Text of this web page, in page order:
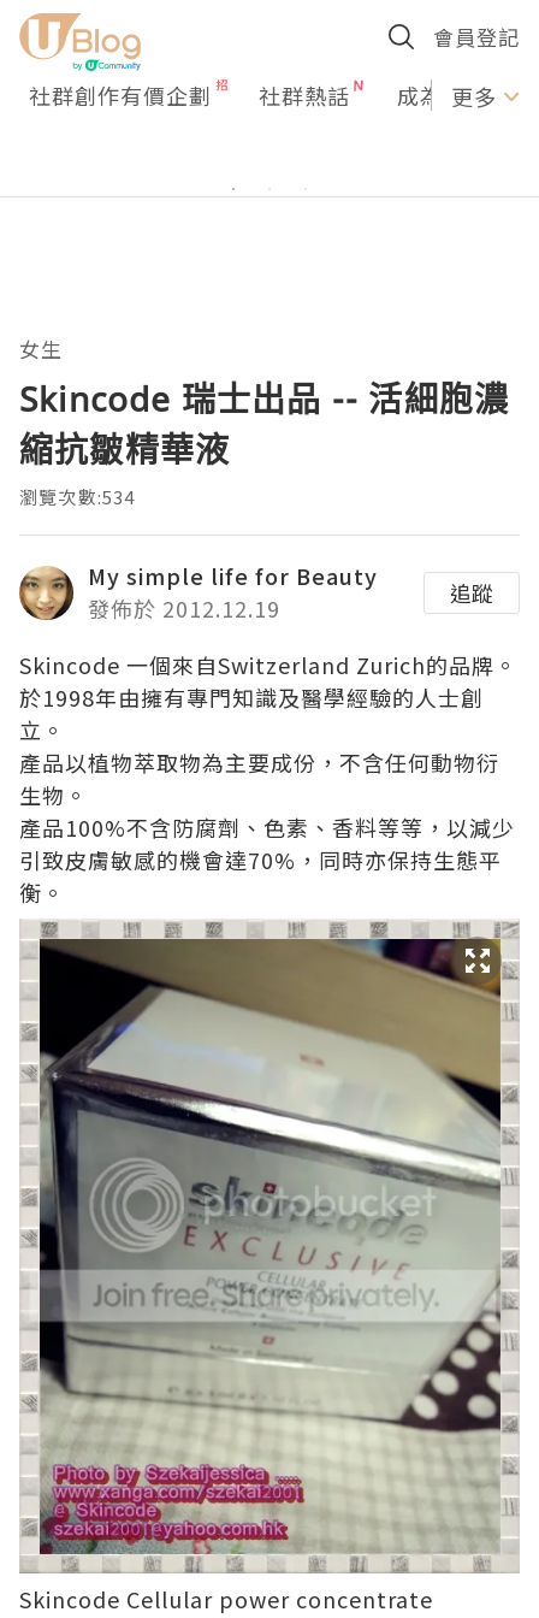
會員登記
社群創作有價企劃 社群熱話 成為U更多
女生
Skincode 瑞士出品 -- 活細胞濃
縮抗皺精華液
瀏覽次數:534
My simple life for Beauty
發佈於 2012.12.19
追蹤
Skincode 一個來自Switzerland Zurich的品牌。
於1998年由擁有專門知識及醫學經驗的人士創
立。
產品以植物萃取物為主要成份，不含任何動物衍
生物。
產品100%不含防腐劑、色素、香料等等，以減少
引致皮膚敏感的機會達70%，同時亦保持生態平
衡。
Skincode Cellular power concentrate